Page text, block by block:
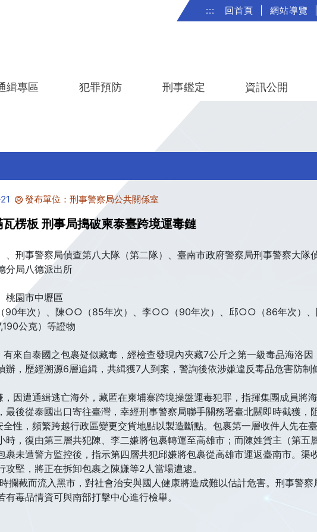
::: 回首頁 網站導覽
緝專區 犯罪預防 刑事鑑定 資訊公開
發布單位：刑事警察局公共關係室
楞板 刑事局搗破柬泰臺跨境運毒鏈
刑事警察局偵查第八大隊（第二隊）、臺南市政府警察局刑事警察大隊
分局八德派出所
桃園市中壢區
90年次）、陳○○（85年次）、李○○（90年次）、邱○○（86年次）
公克）等證物
來自泰國之包裹疑似藏毒，經檢查發現內夾藏7公斤之第一級毒品海洛
，歷經溯源6層追緝，共緝獲7人到案，警詢後依涉嫌違反毒品危害防制
因遭通緝逃亡海外，藏匿在柬埔寨跨境操盤運毒犯罪，指揮集團成員將
後從泰國出口寄往臺灣，幸經刑事警察局聯手關務署臺北關即時截獲，
性，頻繁跨越行政區變更交貨地點以製造斷點。包裹第一層收件人先在
，復由第三層共犯陳、李二嫌將包裹轉運至高雄市；而陳姓貨主（第五
未遭警方監控後，指示第四層共犯邱嫌將包裹從高雄市運返臺南市。渠
堅，將正在拆卸包裹之陳嫌等2人當場遭逮。
攔截而流入黑市，對社會治安與國人健康將造成難以估計危害。刑事警
毒品情資可與南部打擊中心進行檢舉。